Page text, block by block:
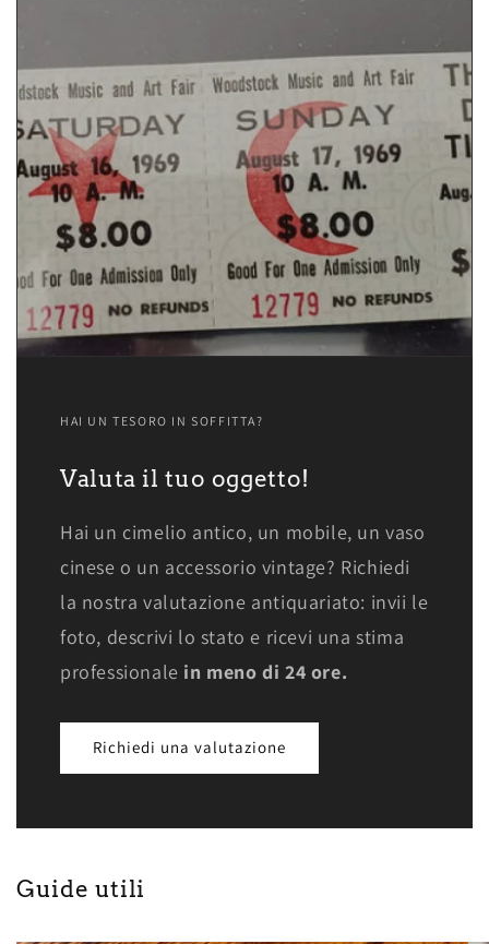
HAI UN TESORO IN SOFFITTA?
Valuta il tuo oggetto!
Hai un cimelio antico, un mobile, un vaso
cinese o un accessorio vintage? Richiedi
la nostra valutazione antiquariato: invii le
foto, descrivi lo stato e ricevi una stima
professionale in meno di 24 ore.
Richiedi una valutazione
Guide utili